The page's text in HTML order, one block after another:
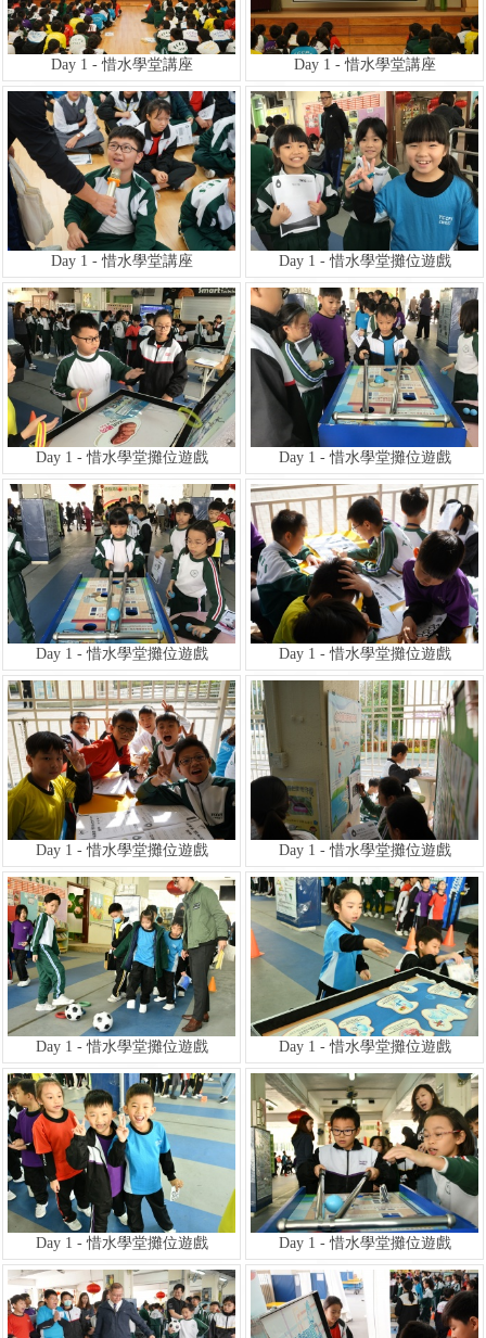
Day 1 - 惜水學堂講座 Day 1 - 惜水學堂講座
Day 1 - 惜水學堂講座 Day 1 - 惜水學堂攤位遊戲
Day 1 - 惜水學堂攤位遊戲 Day 1 - 惜水學堂攤位遊戲
Day 1 - 惜水學堂攤位遊戲 Day 1 - 惜水學堂攤位遊戲
Day 1 - 惜水學堂攤位遊戲 Day 1 - 惜水學堂攤位遊戲
Day 1 - 惜水學堂攤位遊戲 Day 1 - 惜水學堂攤位遊戲
Day 1 - 惜水學堂攤位遊戲 Day 1 - 惜水學堂攤位遊戲